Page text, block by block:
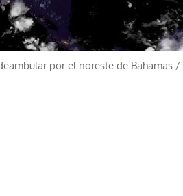
por el noreste de Bahamas /